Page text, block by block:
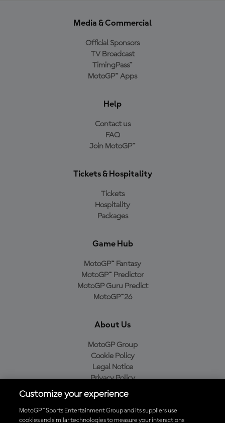
Media & Commercial
Official Sponsors
TV Broadcast
TimingPass™
MotoGP™ Apps
Help
Contact us
FAQ
Join MotoGP™
Tickets & Hospitality
Tickets
Hospitality
Packages
Game Hub
MotoGP™ Fantasy
MotoGP™ Predictor
MotoGP Guru Predict
MotoGP™26
About Us
MotoGP Group
Cookie Policy
Legal Notice
Privacy Policy
Purchase Policy
Customize your experience
MotoGP™ Sports Entertainment Group and its suppliers use
cookies and similar technologies to measure your interactions